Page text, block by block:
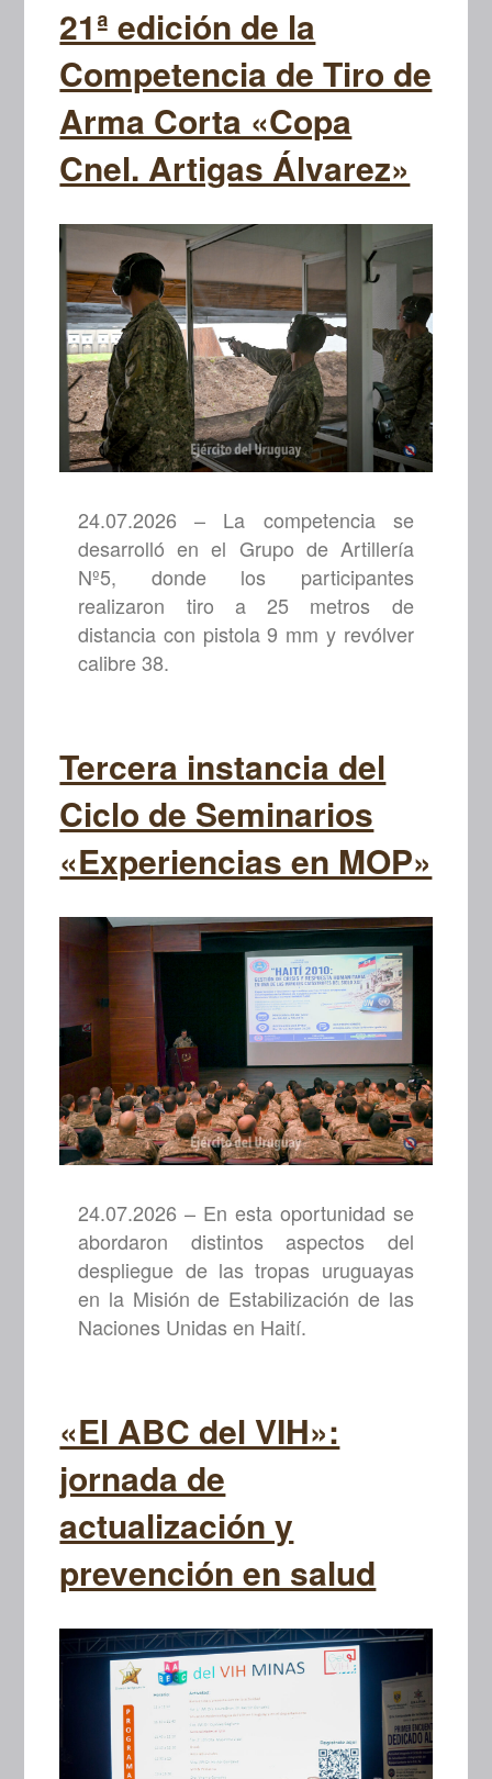
21ª edición de la
Competencia de Tiro de
Arma Corta «Copa
Cnel. Artigas Álvarez»
24.07.2026 – La competencia se
desarrolló en el Grupo de Artillería
Nº5, donde los participantes
realizaron tiro a 25 metros de
distancia con pistola 9 mm y revólver
calibre 38.
Tercera instancia del
Ciclo de Seminarios
«Experiencias en MOP»
24.07.2026 – En esta oportunidad se
abordaron distintos aspectos del
despliegue de las tropas uruguayas
en la Misión de Estabilización de las
Naciones Unidas en Haití.
«El ABC del VIH»:
jornada de
actualización y
prevención en salud